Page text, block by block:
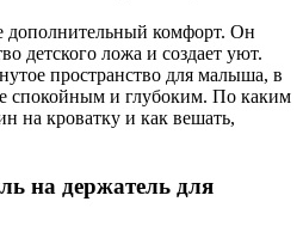
дополнительный комфорт. Он
детского ложа и создает уют.
пространство для малыша, в
спокойным и глубоким. По каким
на кроватку и как вешать,
на держатель для